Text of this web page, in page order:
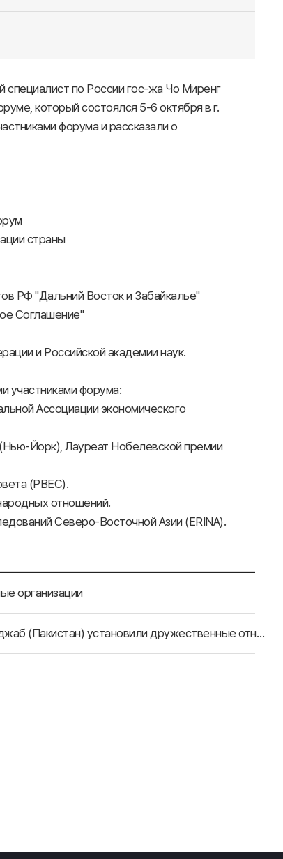
специалист по России гос-жа Чо Миренг
который состоялся 5-6 октября в г.
форума и рассказали о
страны
РФ "Дальний Восток и Забайкалье"
Соглашение"
и Российской академии наук.
участниками форума:
Ассоциации экономического
Йорк), Лауреат Нобелевской премии
(PBEC).
отношений.
Северо-Восточной Азии (ERINA).
организации
Нинся-Хуэйский автономный район (Китай) и провинция Пенджаб (Пакистан) установили дружественные отношения